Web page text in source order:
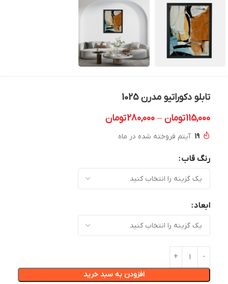
تابلو دکوراتیو مدرن 1025
115,000تومان –
280,000تومان
19 آیتم فروخته شده در ماه
رنگ قاب
ابعاد
افزودن به سبد خرید